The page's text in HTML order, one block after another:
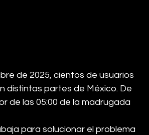
de 2025, cientos de usuarios
distintas partes de México. De
de las 05:00 de la madrugada
para solucionar el problema